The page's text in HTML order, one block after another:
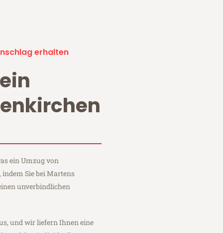
erhalten
ein Umzug von
Sie bei Martens
unverbindlichen
und wir liefern Ihnen eine